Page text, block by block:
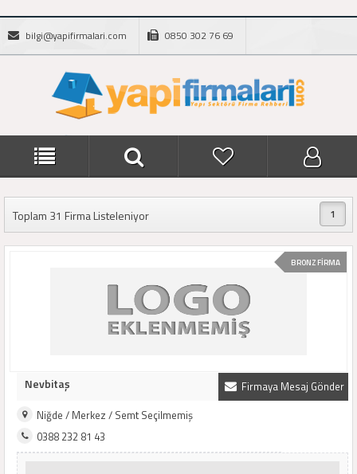
bilgi@yapifirmalari.com 0850 302 76 69
Toplam 31 Firma Listeleniyor 1
BRONZ FİRMA
Firmaya Mesaj Gönder
Nevbitaş
Niğde / Merkez / Semt Seçilmemiş
0388 232 81 43